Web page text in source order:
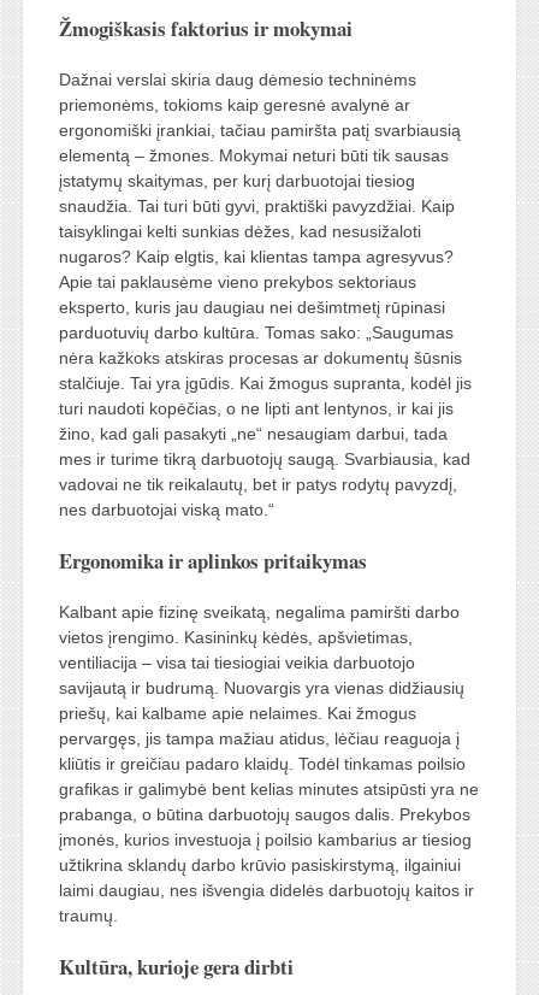
Žmogiškasis faktorius ir mokymai
Dažnai verslai skiria daug dėmesio techninėms
priemonėms, tokioms kaip geresnė avalynė ar
ergonomiški įrankiai, tačiau pamiršta patį svarbiausią
elementą – žmones. Mokymai neturi būti tik sausas
įstatymų skaitymas, per kurį darbuotojai tiesiog
snaudžia. Tai turi būti gyvi, praktiški pavyzdžiai. Kaip
taisyklingai kelti sunkias dėžes, kad nesusižaloti
nugaros? Kaip elgtis, kai klientas tampa agresyvus?
Apie tai paklausėme vieno prekybos sektoriaus
eksperto, kuris jau daugiau nei dešimtmetį rūpinasi
parduotuvių darbo kultūra. Tomas sako: „Saugumas
nėra kažkoks atskiras procesas ar dokumentų šūsnis
stalčiuje. Tai yra įgūdis. Kai žmogus supranta, kodėl jis
turi naudoti kopėčias, o ne lipti ant lentynos, ir kai jis
žino, kad gali pasakyti „ne“ nesaugiam darbui, tada
mes ir turime tikrą darbuotojų saugą. Svarbiausia, kad
vadovai ne tik reikalautų, bet ir patys rodytų pavyzdį,
nes darbuotojai viską mato.“
Ergonomika ir aplinkos pritaikymas
Kalbant apie fizinę sveikatą, negalima pamiršti darbo
vietos įrengimo. Kasininkų kėdės, apšvietimas,
ventiliacija – visa tai tiesiogiai veikia darbuotojo
savijautą ir budrumą. Nuovargis yra vienas didžiausių
priešų, kai kalbame apie nelaimes. Kai žmogus
pervargęs, jis tampa mažiau atidus, lėčiau reaguoja į
kliūtis ir greičiau padaro klaidų. Todėl tinkamas poilsio
grafikas ir galimybė bent kelias minutes atsipūsti yra ne
prabanga, o būtina darbuotojų saugos dalis. Prekybos
įmonės, kurios investuoja į poilsio kambarius ar tiesiog
užtikrina sklandų darbo krūvio pasiskirstymą, ilgainiui
laimi daugiau, nes išvengia didelės darbuotojų kaitos ir
traumų.
Kultūra, kurioje gera dirbti